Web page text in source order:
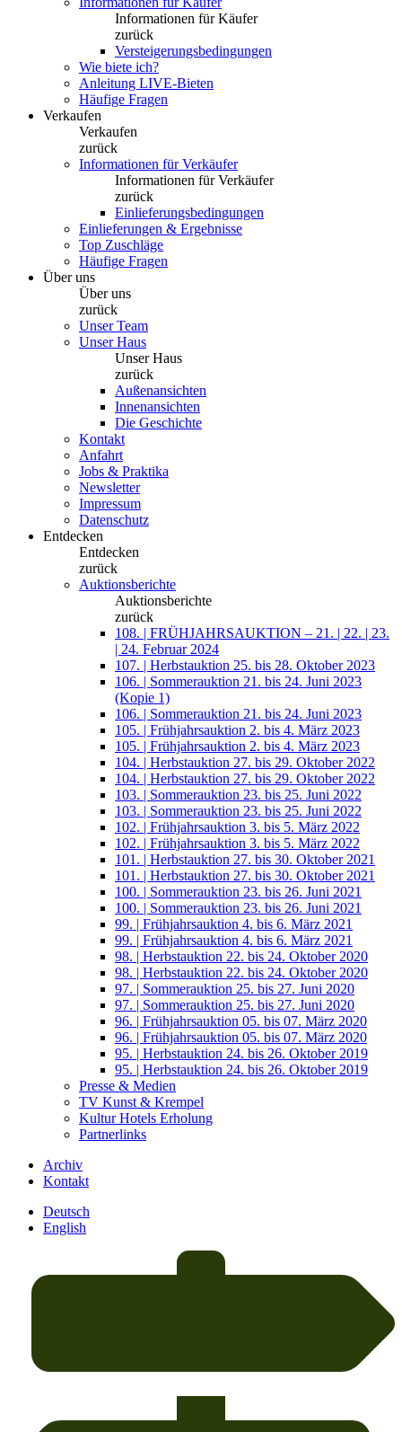
Informationen für Käufer
zurück
Versteigerungsbedingungen
Wie biete ich?
Anleitung LIVE-Bieten
Häufige Fragen
Verkaufen
Verkaufen
zurück
Informationen für Verkäufer
Informationen für Verkäufer
zurück
Einlieferungsbedingungen
Einlieferungen & Ergebnisse
Top Zuschläge
Häufige Fragen
Über uns
Über uns
zurück
Unser Team
Unser Haus
Unser Haus
zurück
Außenansichten
Innenansichten
Die Geschichte
Kontakt
Anfahrt
Jobs & Praktika
Newsletter
Impressum
Datenschutz
Entdecken
Entdecken
zurück
Auktionsberichte
Auktionsberichte
zurück
108. | FRÜHJAHRSAUKTION – 21. | 22. | 23.
| 24. Februar 2024
107. | Herbstauktion 25. bis 28. Oktober 2023
106. | Sommerauktion 21. bis 24. Juni 2023
(Kopie 1)
106. | Sommerauktion 21. bis 24. Juni 2023
105. | Frühjahrsauktion 2. bis 4. März 2023
105. | Frühjahrsauktion 2. bis 4. März 2023
104. | Herbstauktion 27. bis 29. Oktober 2022
104. | Herbstauktion 27. bis 29. Oktober 2022
103. | Sommerauktion 23. bis 25. Juni 2022
103. | Sommerauktion 23. bis 25. Juni 2022
102. | Frühjahrsauktion 3. bis 5. März 2022
102. | Frühjahrsauktion 3. bis 5. März 2022
101. | Herbstauktion 27. bis 30. Oktober 2021
101. | Herbstauktion 27. bis 30. Oktober 2021
100. | Sommerauktion 23. bis 26. Juni 2021
100. | Sommerauktion 23. bis 26. Juni 2021
99. | Frühjahrsauktion 4. bis 6. März 2021
99. | Frühjahrsauktion 4. bis 6. März 2021
98. | Herbstauktion 22. bis 24. Oktober 2020
98. | Herbstauktion 22. bis 24. Oktober 2020
97. | Sommerauktion 25. bis 27. Juni 2020
97. | Sommerauktion 25. bis 27. Juni 2020
96. | Frühjahrsauktion 05. bis 07. März 2020
96. | Frühjahrsauktion 05. bis 07. März 2020
95. | Herbstauktion 24. bis 26. Oktober 2019
95. | Herbstauktion 24. bis 26. Oktober 2019
Presse & Medien
TV Kunst & Krempel
Kultur Hotels Erholung
Partnerlinks
Archiv
Kontakt
Deutsch
English